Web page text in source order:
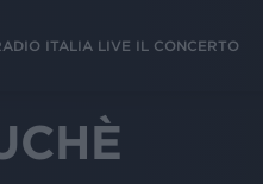
ITALIA LIVE IL CONCERTO